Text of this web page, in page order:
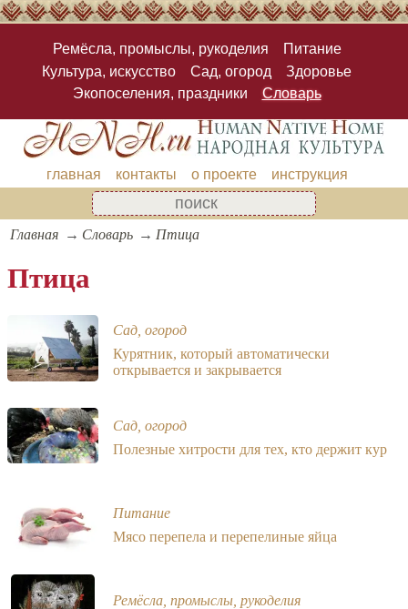
Ремёсла, промыслы, рукоделия
Питание
Культура, искусство
Сад, огород
Здоровье
Экопоселения, праздники
Словарь
главная контакты о проекте инструкция
Главная Словарь Птица
Птица
Сад, огород
Курятник, который автоматически
открывается и закрывается
Сад, огород
Полезные хитрости для тех, кто держит кур
Питание
Мясо перепела и перепелиные яйца
Ремёсла, промыслы, рукоделия